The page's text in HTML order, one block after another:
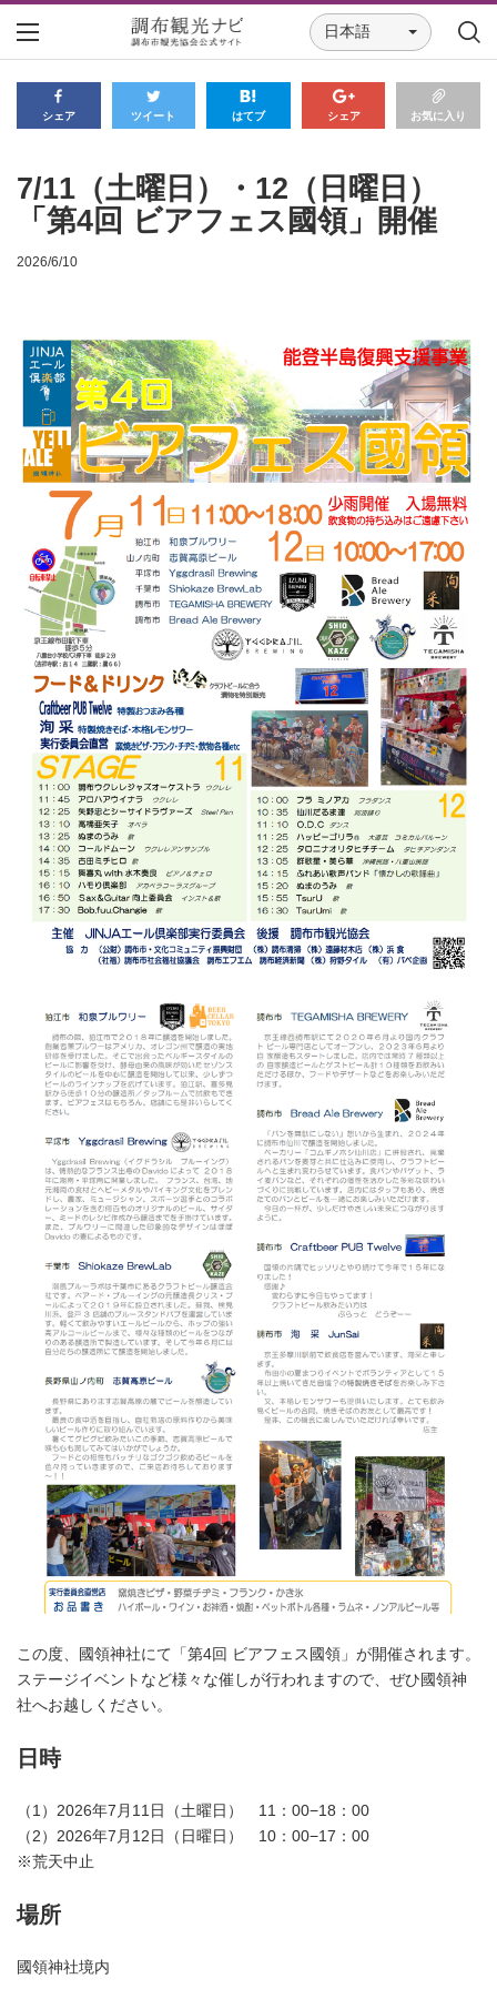
日本語
シェア ツイート はてブ シェア お気に入り
7/11（土曜日）・12（日曜日）
「第4回 ビアフェス國領」開催
2026/6/10
この度、國領神社にて「第4回 ビアフェス國領」が開催されます。
ステージイベントなど様々な催しが行われますので、ぜひ國領神
社へお越しください。
日時
（1）2026年7月11日（土曜日） 11：00−18：00
（2）2026年7月12日（日曜日） 10：00−17：00
※荒天中止
場所
國領神社境内